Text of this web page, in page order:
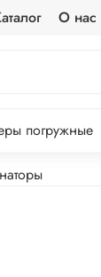
О нас
погружные